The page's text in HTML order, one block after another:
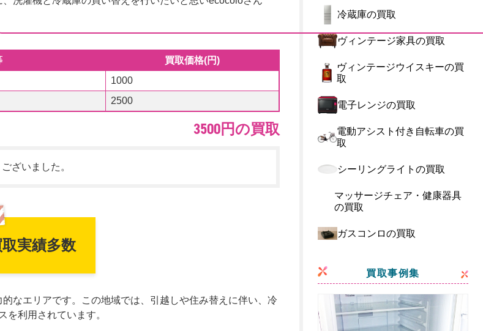
買取価格(円)
1000
2500
3500円の買取
ざいました。
実績多数
なエリアです。この地域では、引越しや住み替えに伴い、冷
利用されています。
冷蔵庫の買取
ヴィンテージ家具の買取
ヴィンテージウイスキーの買
取
電子レンジの買取
電動アシスト付き自転車の買
取
シーリングライトの買取
マッサージチェア・健康器具
の買取
ガスコンロの買取
買取事例集